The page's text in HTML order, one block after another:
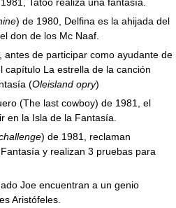
) de 1980, Delfina es la ahijada del
don de los Mc Naaf.
antes de participar como ayudante de
capítulo La estrella de la canción
(Oleisland opry)
(The last cowboy) de 1981, el
en la Isla de la Fantasía.
) de 1981, reclaman
y realizan 3 pruebas para
Joe encuentran a un genio
Aristófeles.